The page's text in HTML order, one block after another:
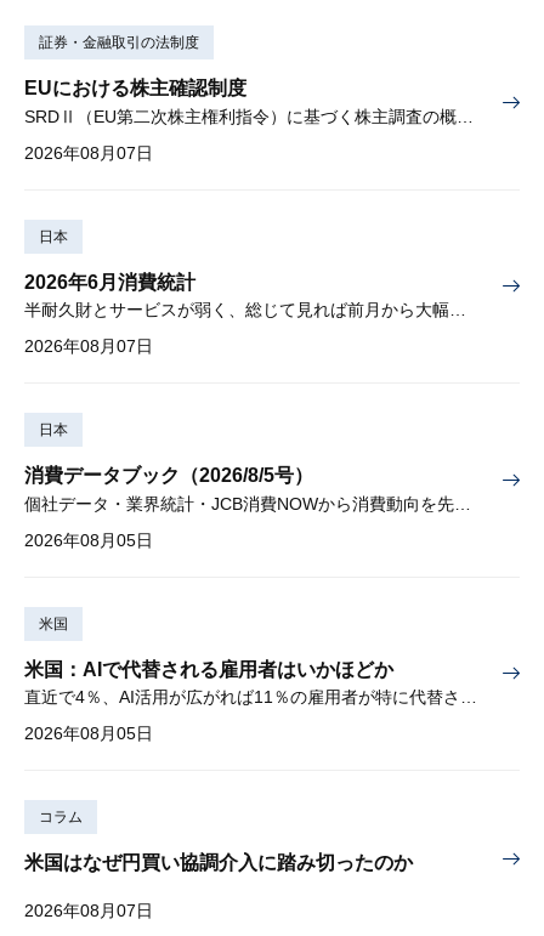
証券・金融取引の法制度
EUにおける株主確認制度
2026年08月07日
日本
2026年6月消費統計
半耐久財とサービスが弱く、総じて見れば前月から大幅に減少
2026年08月07日
日本
消費データブック（2026/8/5号）
2026年08月05日
米国
米国：AIで代替される雇用者はいかほどか
直近で4％、AI活用が広がれば11％の雇用者が特に代替されやすい
2026年08月05日
コラム
米国はなぜ円買い協調介入に踏み切ったのか
2026年08月07日